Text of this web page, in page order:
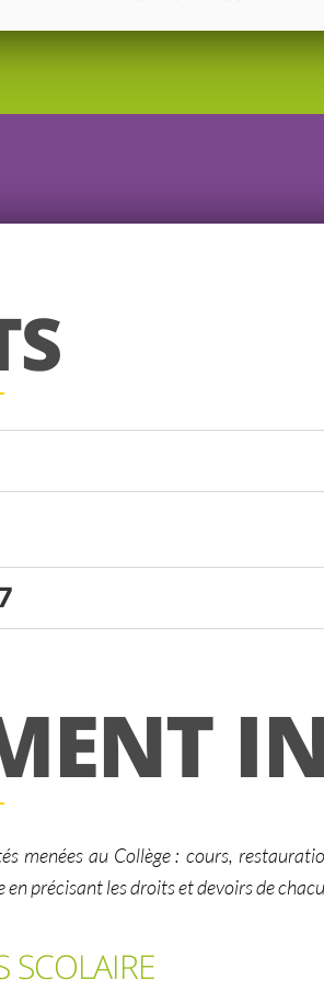
menées au Collège : cours,
précisant les droits et devoirs de
SCOLAIRE